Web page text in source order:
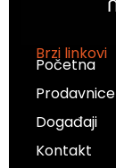
Brzi linkovi
Početna
Prodavnice
Događaji
Kontakt